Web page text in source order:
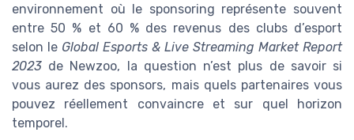
environnement où le sponsoring représente souvent
entre 50 % et 60 % des revenus des clubs d’esport
selon le Global Esports & Live Streaming Market Report
2023 de Newzoo, la question n’est plus de savoir si
vous aurez des sponsors, mais quels partenaires vous
pouvez réellement convaincre et sur quel horizon
temporel.